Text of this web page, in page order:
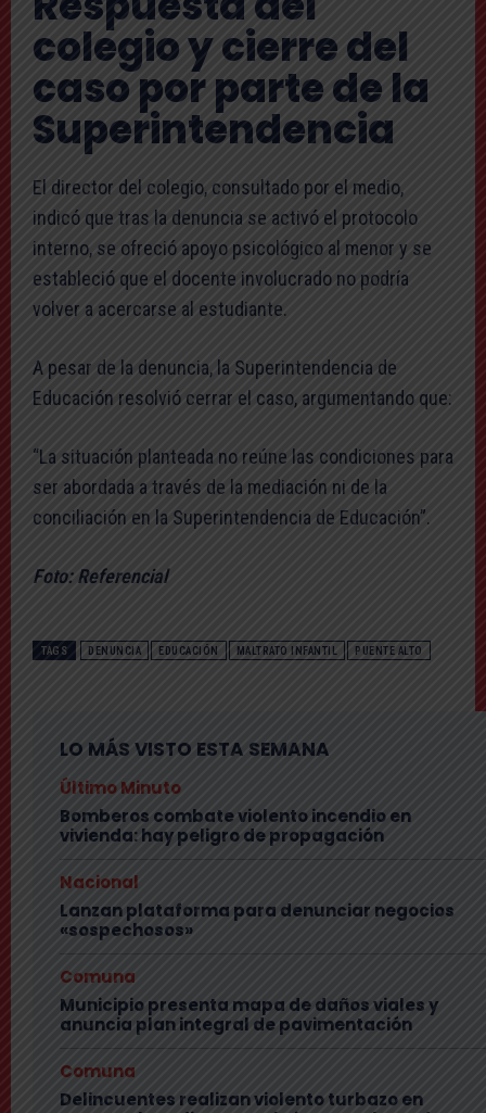
colegio y cierre del
caso por parte de la
Superintendencia
El director del colegio, consultado por el medio,
indicó que tras la denuncia se activó el protocolo
interno, se ofreció apoyo psicológico al menor y se
estableció que el docente involucrado no podría
volver a acercarse al estudiante.
A pesar de la denuncia, la Superintendencia de
Educación resolvió cerrar el caso, argumentando que:
“La situación planteada no reúne las condiciones para
ser abordada a través de la mediación ni de la
conciliación en la Superintendencia de Educación”.
Foto: Referencial
TAGS DENUNCIA EDUCACIÓN MALTRATO INFANTIL PUENTE ALTO
LO MÁS VISTO ESTA SEMANA
Último Minuto
Bomberos combate violento incendio en
vivienda: hay peligro de propagación
Nacional
Lanzan plataforma para denunciar negocios
«sospechosos»
Comuna
Municipio presenta mapa de daños viales y
anuncia plan integral de pavimentación
Comuna
Delincuentes realizan violento turbazo en